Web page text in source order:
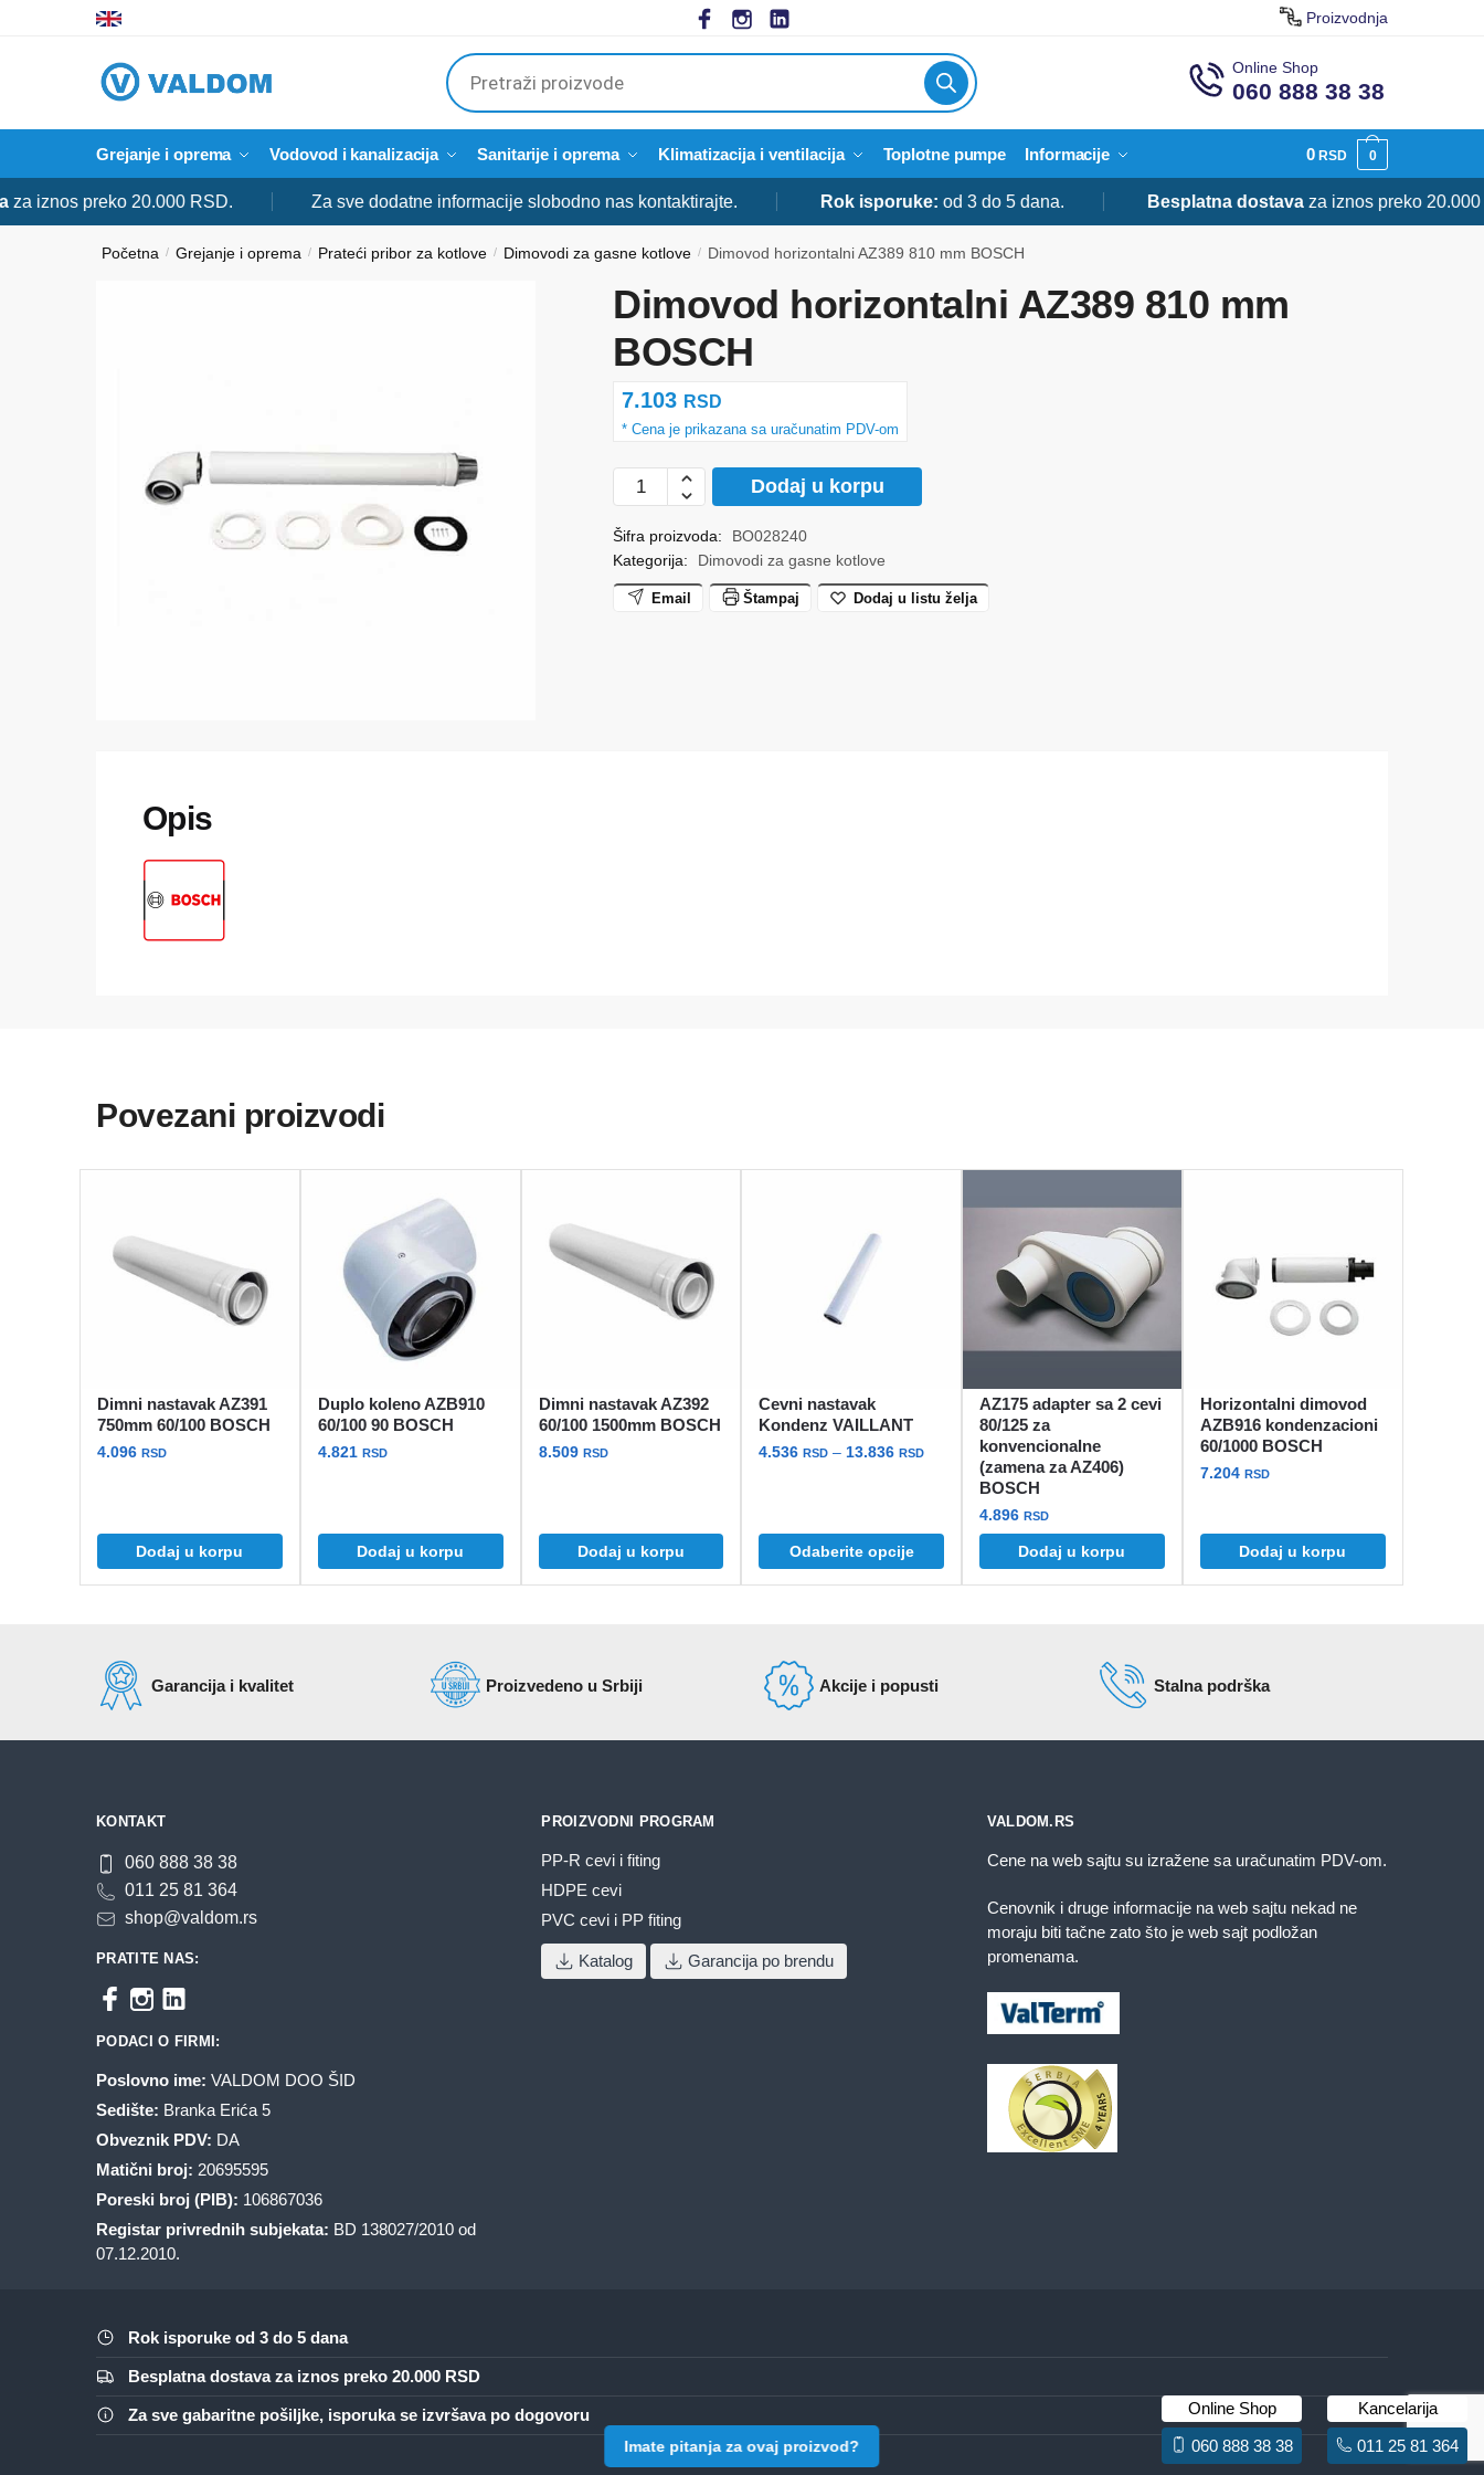
Proizvodnja
Products
search
Online Shop
060 888 38 38
Grejanje i oprema Vodovod i kanalizacija Sanitarije i oprema Klimatizacija i ventilacija Toplotne pumpe Informacije 0RSD 0
preko 20.000 RSD. Za sve dodatne informacije slobodno nas kontaktirajte. Rok isporuke:od 3 do 5 dana. Besplatna dostavaza iznos preko 20.000
Početna / Grejanje i oprema / Prateći pribor za kotlove / Dimovodi za gasne kotlove / Dimovod horizontalni AZ389 810 mm BOSCH
Dimovod horizontalni AZ389 810 mm
BOSCH
7.103 RSD
Dimovod
horizontalni
AZ389
810
mm
Dodaj u korpu
Šifra proizvoda:
BO028240
Kategorija:
Dimovodi za gasne kotlove
Dodaj u listu želja
Email Štampaj
Imate pitanja za ovaj proizvod?
Povezani proizvodi
Dimni nastavak AZ391
750mm 60/100 BOSCH
4.096RSD
Dodaj u korpu
Duplo koleno AZB910
60/100 90 BOSCH
4.821 RSD
Dodaj u korpu
Dimni nastavak AZ392
60/100 1500mm BOSCH
8.509 RSD
Dodaj u korpu
Cevni nastavak
Kondenz VAILLANT
4.536RSD – 13.836RSDRaspon
4.536 rsd
13.836 rsd
Odaberite opcije
više
biti
izabrane
na
AZ175 adapter sa 2 cevi
80/125 za
konvencionalne
(zamena za AZ406)
BOSCH
4.896RSD
Dodaj u korpu
Horizontalni dimovod
AZB916 kondenzacioni
60/1000 BOSCH
7.204 RSD
Dodaj u korpu
Garancija i kvalitet Proizvedeno u Srbiji Akcije i popusti Stalna podrška
KONTAKT
060 888 38 38
011 25 81 364
shop@valdom.rs
PRATITE NAS:
PODACI O FIRMI:
Poslovno ime: VALDOM DOO ŠID
Sedište: Branka Erića 5
Obveznik PDV: DA
Matični broj: 20695595
Poreski broj (PIB): 106867036
Registar privrednih subjekata: BD 138027/2010 od
07.12.2010.
PROIZVODNI PROGRAM
PP-R cevi i fiting
HDPE cevi
PVC cevi i PP fiting
Katalog Garancija po brendu
VALDOM.RS
Cene na web sajtu su izražene sa uračunatim PDV-om.
Cenovnik i druge informacije na web sajtu nekad ne
moraju biti tačne zato što je web sajt podložan
promenama.
Rok isporuke od 3 do 5 dana
Besplatna dostava za iznos preko 20.000 RSD
Za sve gabaritne pošiljke, isporuka se izvršava po dogovoru
Online Shop
060 888 38 38
Kancelarija
011 25 81 364